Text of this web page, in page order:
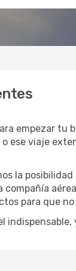
empezar tu
ese viaje
la posibilidad
para que